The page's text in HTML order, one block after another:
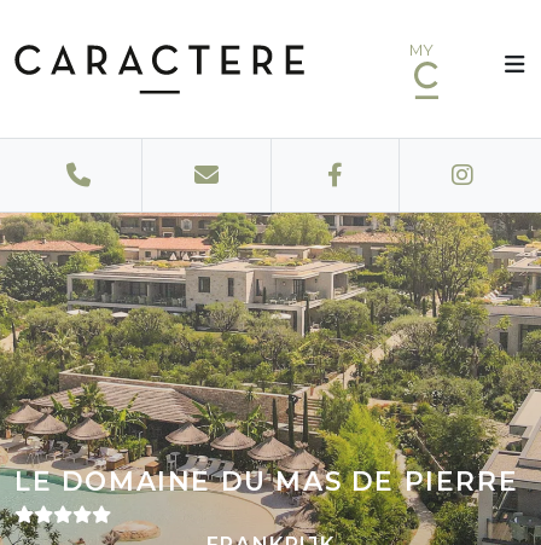
MY
LE DOMAINE DU MAS DE PIERRE